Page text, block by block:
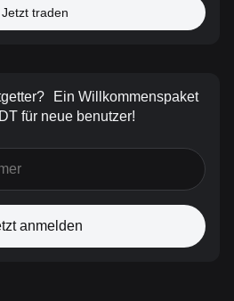
Jetzt traden
Ein Willkommenspaket
für neue benutzer!
anmelden